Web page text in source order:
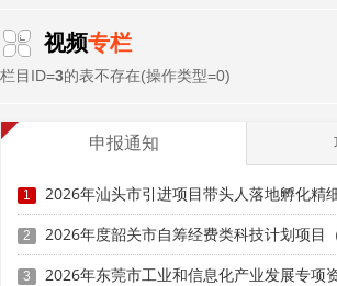
或发明专利支撑，无法体现工业设计整合
值。
产品为主要对象，将策略性解决问题的
统、服务及体验的设计创新活动。评审
型加发明专利的组合，单一类型专利占比
分地区申报指南明确，需包含一定数量
发明专利，纯外观专利数量再多也难以充
力。
视频专栏
栏目ID=3的表不存在(操作类型=0)
申报通知
1 2026年汕头市引进项目带头人落地孵化精细化工企业专项资金申报
2 2026年度韶关市自筹经费类科技计划项目（产学研合作方
3 2026年东莞市工业和信息化产业发展专项资金消费品工业发展奖励项目“免申